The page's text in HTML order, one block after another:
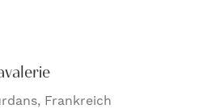
Frankreich